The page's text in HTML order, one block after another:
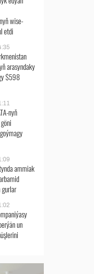
wise-
etdi
arasyndaky
$598
nyň
ammiak
un